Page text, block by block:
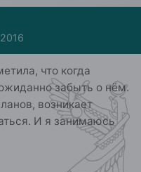
что когда
забыть о нём.
возникает
И я занимаюсь